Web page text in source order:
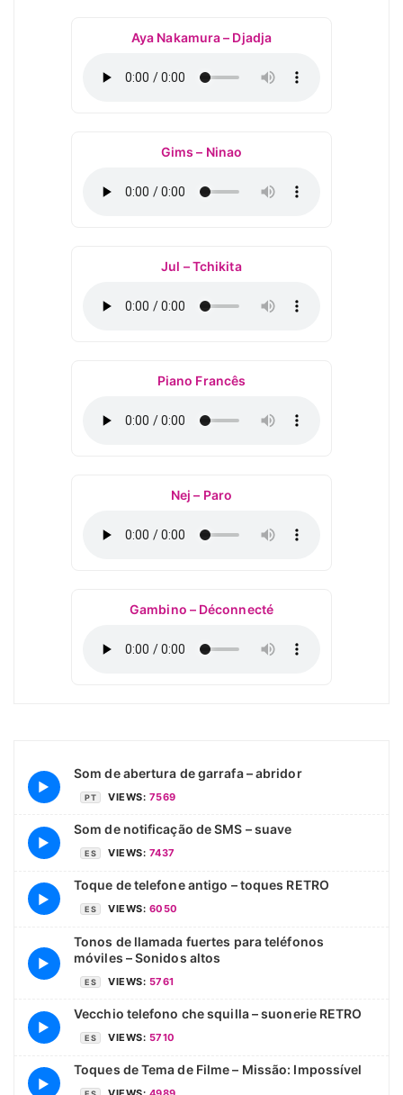
Aya Nakamura – Djadja
Gims – Ninao
Jul – Tchikita
Piano Francês
Nej – Paro
Gambino – Déconnecté
▶
Som de abertura de garrafa – abridor
PT VIEWS: 7569
▶
Som de notificação de SMS – suave
ES VIEWS: 7437
▶
Toque de telefone antigo – toques RETRO
ES VIEWS: 6050
▶
Tonos de llamada fuertes para teléfonos
móviles – Sonidos altos
ES VIEWS: 5761
▶
Vecchio telefono che squilla – suonerie RETRO
ES VIEWS: 5710
▶
Toques de Tema de Filme – Missão: Impossível